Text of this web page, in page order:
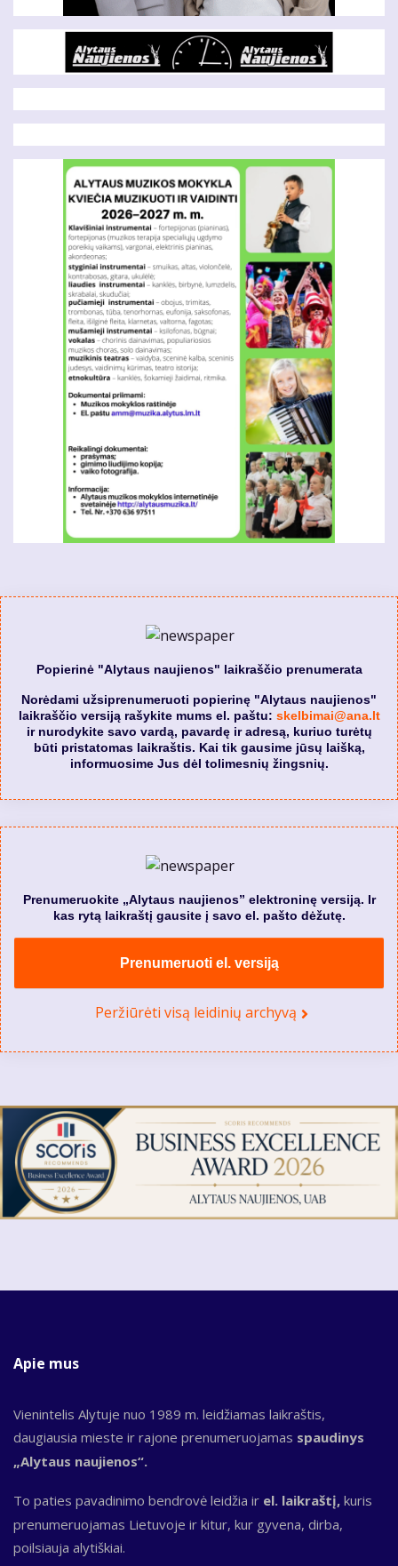
Popierinė "Alytaus naujienos" laikraščio prenumerata
Norėdami užsiprenumeruoti popierinę "Alytaus naujienos"
laikraščio versiją rašykite mums el. paštu: skelbimai@ana.lt
ir nurodykite savo vardą, pavardę ir adresą, kuriuo turėtų
būti pristatomas laikraštis. Kai tik gausime jūsų laišką,
informuosime Jus dėl tolimesnių žingsnių.
Prenumeruokite „Alytaus naujienos” elektroninę versiją. Ir
kas rytą laikraštį gausite į savo el. pašto dėžutę.
Prenumeruoti el. versiją
Peržiūrėti visą leidinių archyvą
Apie mus
Vienintelis Alytuje nuo 1989 m. leidžiamas laikraštis,
daugiausia mieste ir rajone prenumeruojamas spaudinys
„Alytaus naujienos“.
To paties pavadinimo bendrovė leidžia ir el. laikraštį, kuris
prenumeruojamas Lietuvoje ir kitur, kur gyvena, dirba,
poilsiauja alytiškiai.